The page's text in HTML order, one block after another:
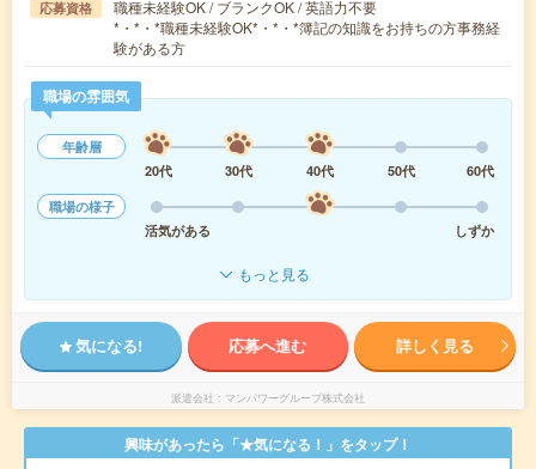
応募資格
職種未経験OK / ブランクOK / 英語力不要
*・*・*職種未経験OK*・*・*簿記の知識をお持ちの方事務経
験がある方
職場の雰囲気
年齢層
20代
30代 40代 50代
60代
職場の様子
活気がある
しずか
もっと見る
気になる! 応募へ進む 詳しく見る
派遣会社 マンパワーグループ株式会社
興味があったら「★気になる！」をタップ！